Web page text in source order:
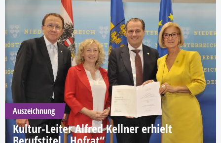
Auszeichnung
Kultur-Leiter Alfred Kellner erhielt